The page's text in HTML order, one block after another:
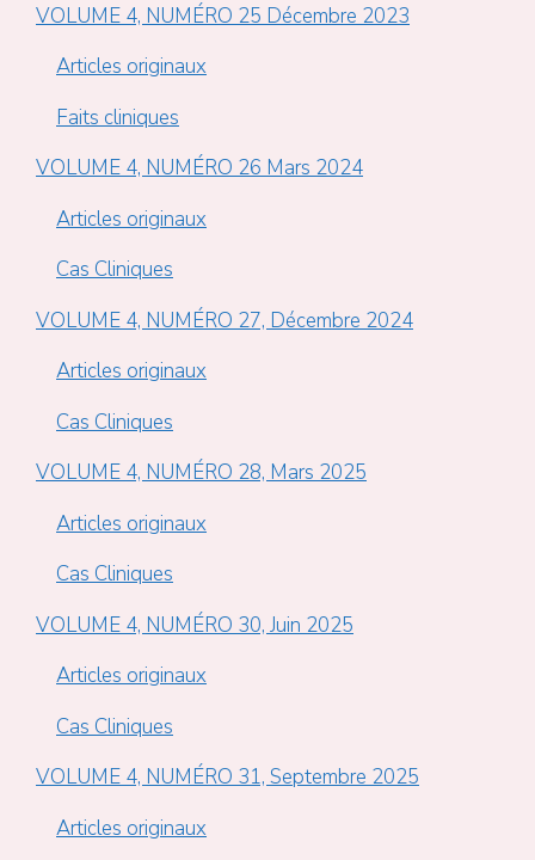
VOLUME 4, NUMÉRO 25 Décembre 2023
Articles originaux
Faits cliniques
VOLUME 4, NUMÉRO 26 Mars 2024
Articles originaux
Cas Cliniques
VOLUME 4, NUMÉRO 27, Décembre 2024
Articles originaux
Cas Cliniques
VOLUME 4, NUMÉRO 28, Mars 2025
Articles originaux
Cas Cliniques
VOLUME 4, NUMÉRO 30, Juin 2025
Articles originaux
Cas Cliniques
VOLUME 4, NUMÉRO 31, Septembre 2025
Articles originaux